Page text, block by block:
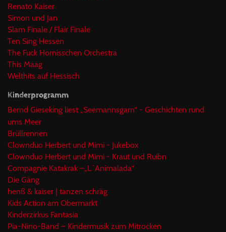
Renato Kaiser
Simon und Jan
Slam Finale / Flair Finale
Ten Sing Hessen
The Fuck Hornisschen Orchestra
This Maag
Welthits auf Hessisch
Kinderprogramm
Bernd Gieseking liest „Seemannsgarn“ - Geschichten rund
ums Meer
Brüllrennen
Clownduo Herbert und Mimi - Jukebox
Clownduo Herbert und Mimi - Kraut und Ruibn
Compagnie Katakrak –„L´Animalada“
Die Gäng
henß & kaiser | tanzen schräg
Kids Action am Obermarkt
Kinderzirkus Fantasia
Pia-Nino-Band – Kindermusik zum Mitrocken